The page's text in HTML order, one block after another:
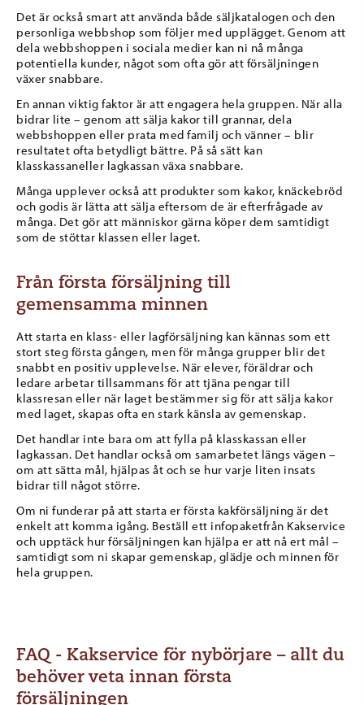
Det är också smart att använda både säljkatalogen och den
personliga webbshop som följer med upplägget. Genom att
dela webbshoppen i sociala medier kan ni nå många
potentiella kunder, något som ofta gör att försäljningen
växer snabbare.
En annan viktig faktor är att engagera hela gruppen. När alla
bidrar lite – genom att sälja kakor till grannar, dela
webbshoppen eller prata med familj och vänner – blir
resultatet ofta betydligt bättre. På så sätt kan
klasskassaneller lagkassan växa snabbare.
Många upplever också att produkter som kakor, knäckebröd
och godis är lätta att sälja eftersom de är efterfrågade av
många. Det gör att människor gärna köper dem samtidigt
som de stöttar klassen eller laget.
Från första försäljning till
gemensamma minnen
Att starta en klass- eller lagförsäljning kan kännas som ett
stort steg första gången, men för många grupper blir det
snabbt en positiv upplevelse. När elever, föräldrar och
ledare arbetar tillsammans för att tjäna pengar till
klassresan eller när laget bestämmer sig för att sälja kakor
med laget, skapas ofta en stark känsla av gemenskap.
Det handlar inte bara om att fylla på klasskassan eller
lagkassan. Det handlar också om samarbetet längs vägen –
om att sätta mål, hjälpas åt och se hur varje liten insats
bidrar till något större.
Om ni funderar på att starta er första kakförsäljning är det
enkelt att komma igång. Beställ ett infopaketfrån Kakservice
och upptäck hur försäljningen kan hjälpa er att nå ert mål –
samtidigt som ni skapar gemenskap, glädje och minnen för
hela gruppen.
FAQ - Kakservice för nybörjare – allt du
behöver veta innan första
försäljningen